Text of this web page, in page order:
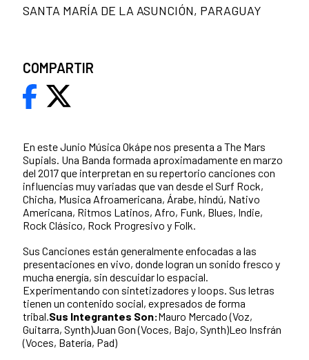
En este Junio Música Okápe nos presenta a The Mars
Supials. Una Banda formada aproximadamente en marzo
del 2017 que interpretan en su repertorio canciones con
influencias muy variadas que van desde el Surf Rock,
Chicha, Musica Afroamericana, Árabe, hindú, Nativo
Americana, Ritmos Latinos, Afro, Funk, Blues, Indie,
Rock Clásico, Rock Progresivo y Folk.
Sus Canciones están generalmente enfocadas a las
presentaciones en vivo, donde logran un sonido fresco y
mucha energía, sin descuidar lo espacial.
Experimentando con sintetizadores y loops. Sus letras
tienen un contenido social, expresados de forma
tribal.Sus Integrantes Son:Mauro Mercado (Voz,
Guitarra, Synth)Juan Gon (Voces, Bajo, Synth)Leo Insfrán
(Voces, Batería, Pad)
SANTA MARÍA DE LA ASUNCIÓN, PARAGUAY
COMPARTIR